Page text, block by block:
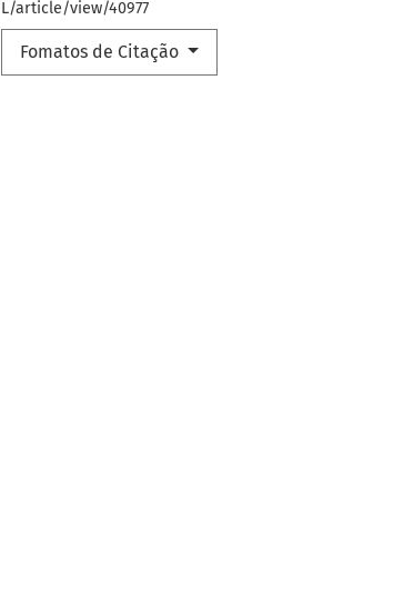
L/article/view/40977
Fomatos de Citação